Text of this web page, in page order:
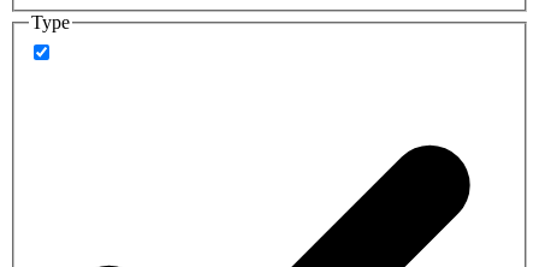
Type